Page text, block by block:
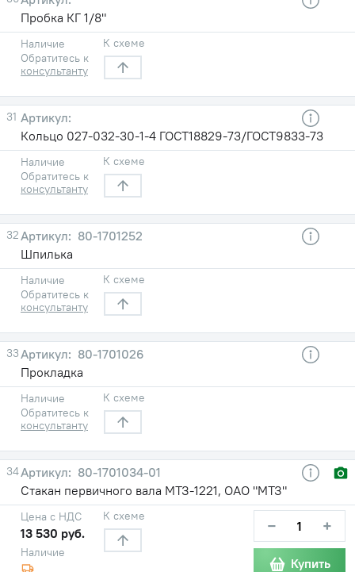
Пробка КГ 1/8"
Наличие
Обратитесь к
консультанту
К схеме
31
Кольцо 027-032-30-1-4 ГОСТ18829-73/ГОСТ9833-73
Наличие
Обратитесь к
консультанту
К схеме
32
80-1701252
Шпилька
Наличие
Обратитесь к
консультанту
К схеме
33
80-1701026
Прокладка
Наличие
Обратитесь к
консультанту
К схеме
34
80-1701034-01
Стакан первичного вала МТЗ-1221, ОАО "МТЗ"
Наличие
Цена с НДС
13 530 руб.
К схеме − +
Купить